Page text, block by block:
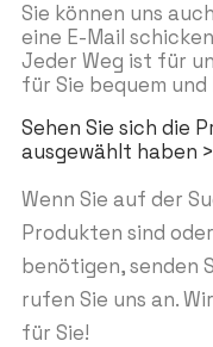
Sie können uns
eine E-Mail
Jeder Weg ist für
für Sie bequem
Sehen Sie sich die
ausgewählt haben >
Wenn Sie auf der
Produkten sind
benötigen, senden
rufen Sie uns an.
für Sie!